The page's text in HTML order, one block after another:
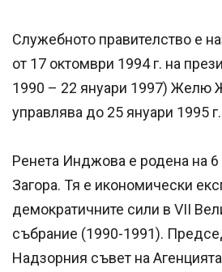
Служебното правителство е
от 17 октомври 1994 г. на
1990 – 22 януари 1997) Желю
управлява до 25 януари 1995 г.
Ренета Инджова е родена на
Загора. Тя е икономически
демократичните сили в VII
събрание (1990-1991).
Надзорния съвет на